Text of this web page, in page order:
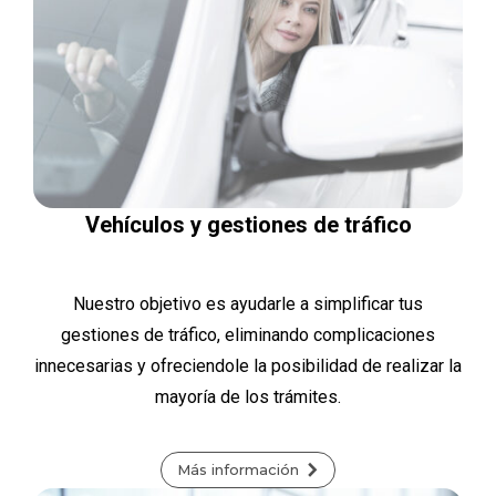
Vehículos y gestiones de tráfico
Nuestro objetivo es ayudarle a simplificar tus
gestiones de tráfico, eliminando complicaciones
innecesarias y ofreciendole la posibilidad de realizar la
mayoría de los trámites.
Más información